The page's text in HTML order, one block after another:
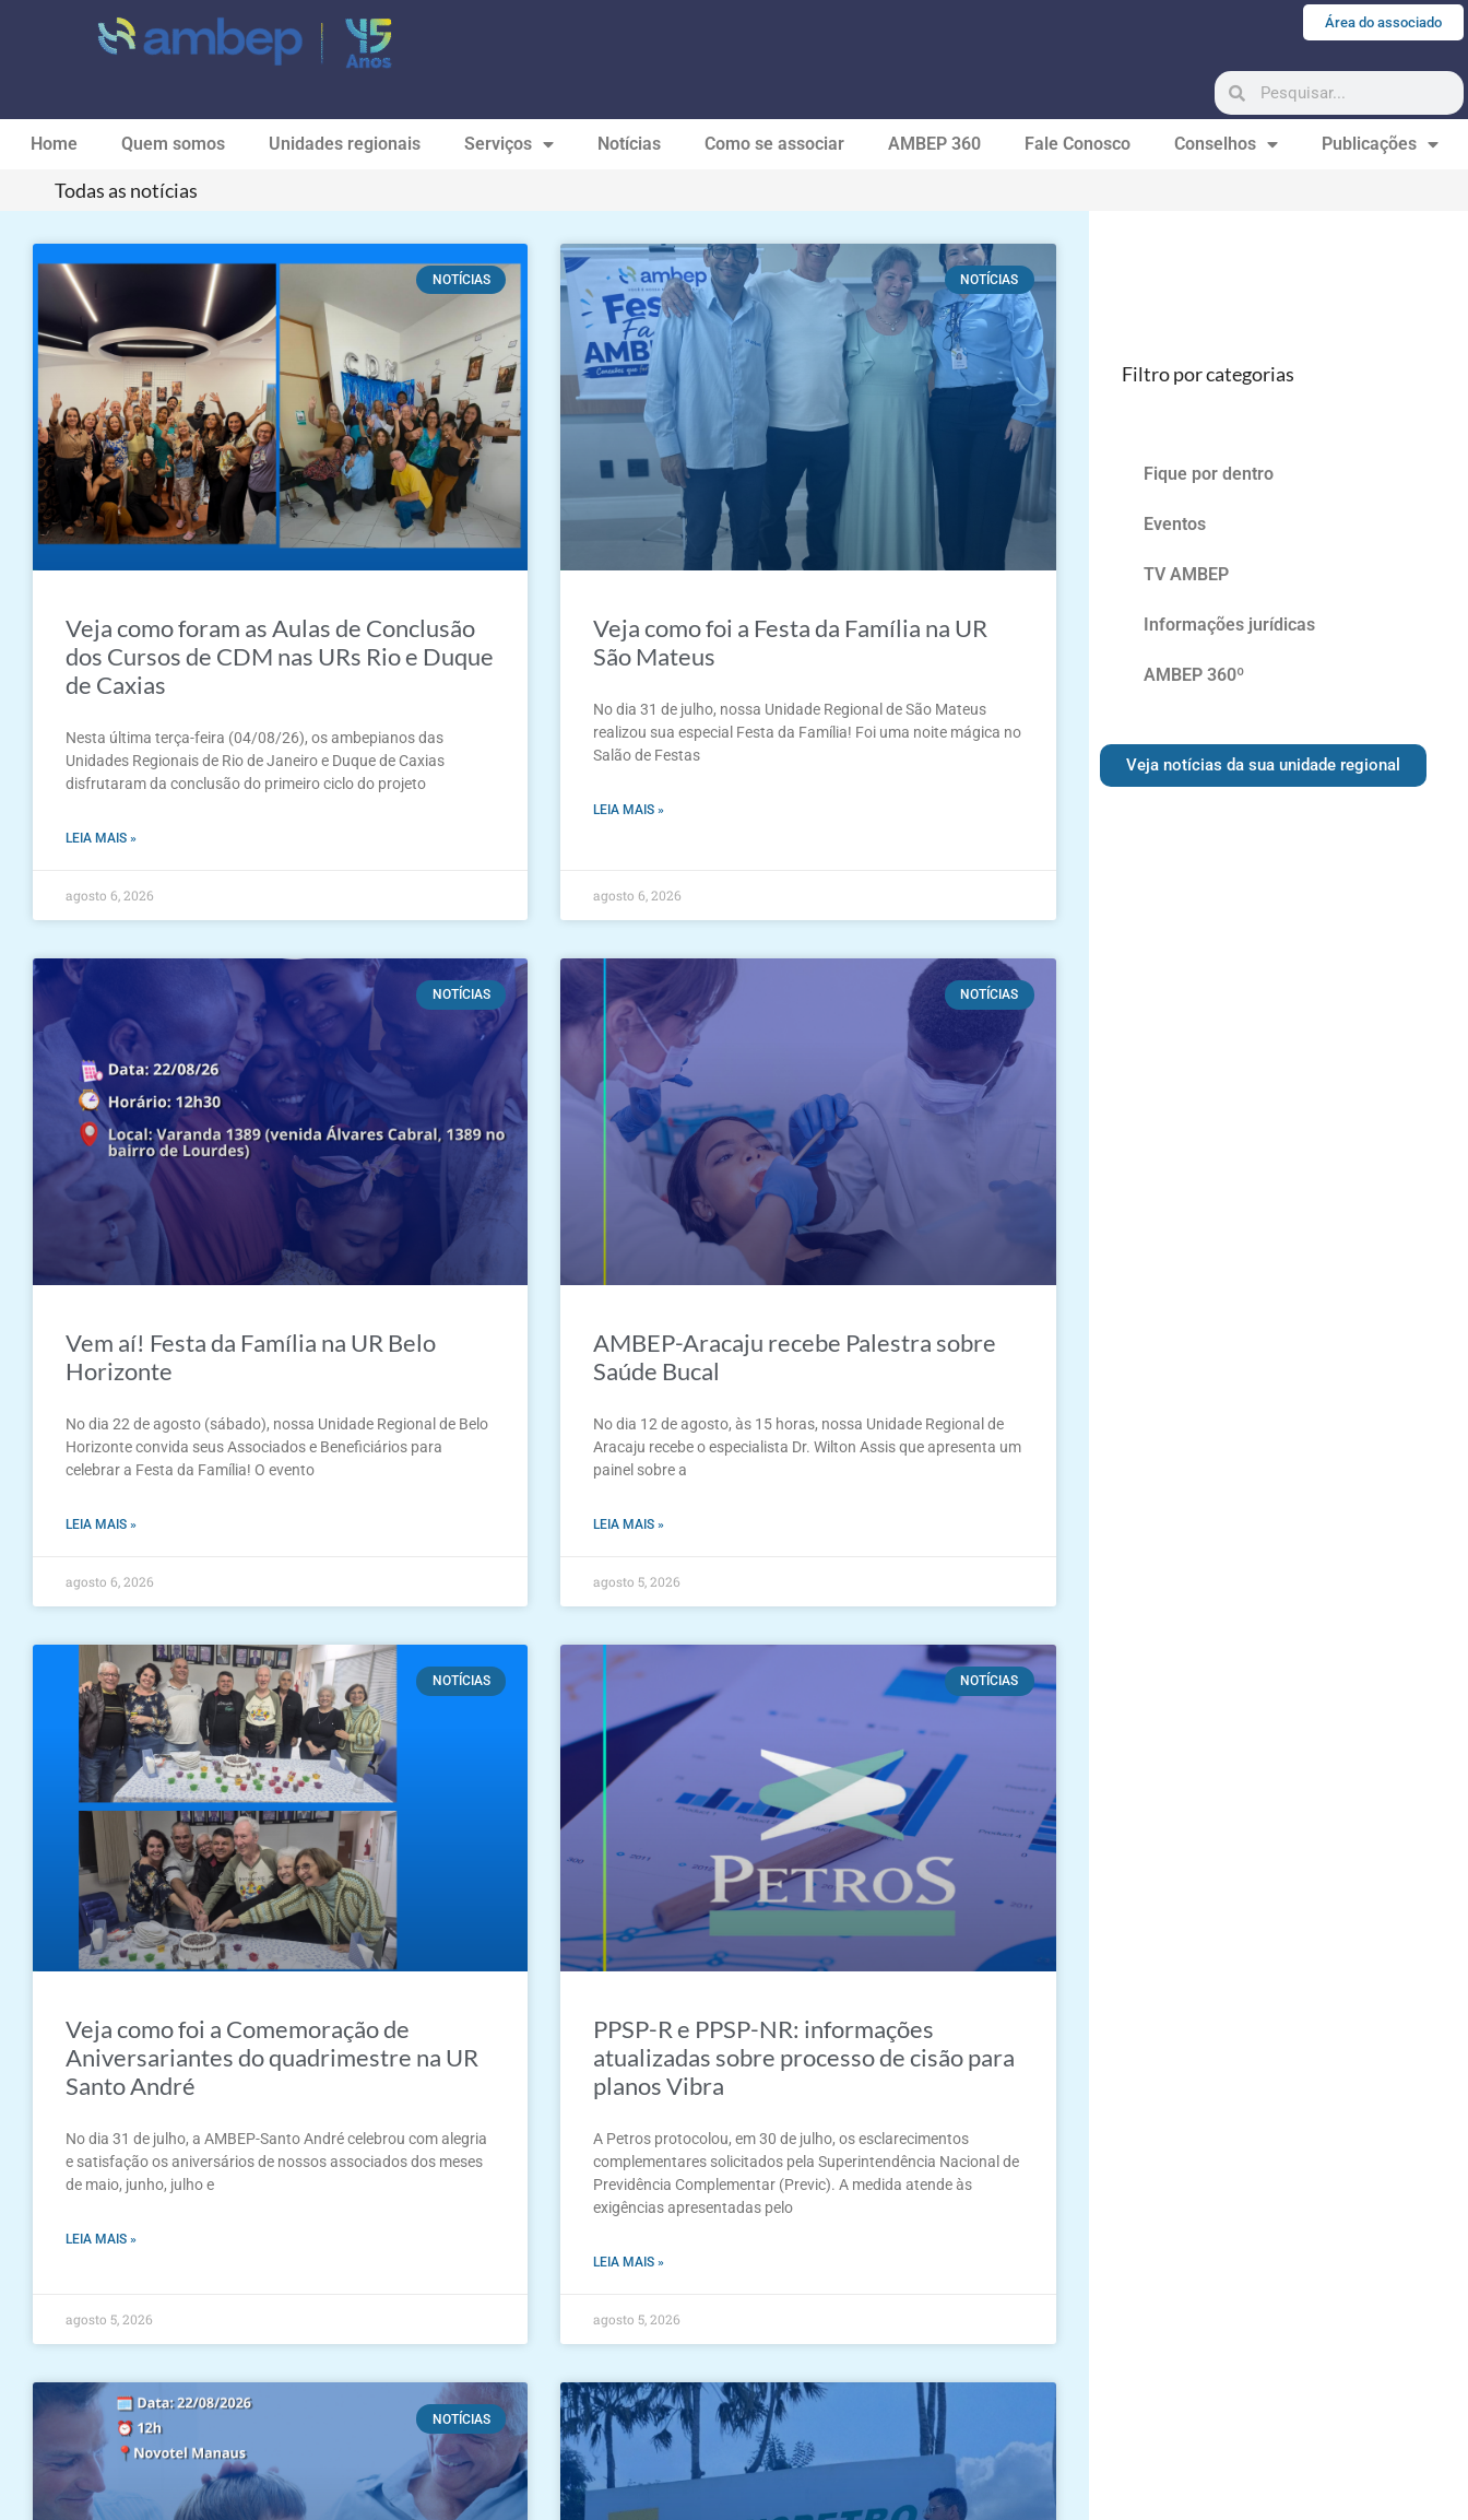
Área do associado
Home Quem somos Unidades regionais Serviços Notícias Como se associar AMBEP 360 Fale Conosco Conselhos Publicações
Todas as notícias
NOTÍCIAS
Veja como foram as Aulas de Conclusão
dos Cursos de CDM nas URs Rio e Duque
de Caxias
Nesta última terça-feira (04/08/26), os ambepianos das
Unidades Regionais de Rio de Janeiro e Duque de Caxias
disfrutaram da conclusão do primeiro ciclo do projeto
LEIA MAIS »
agosto 6, 2026
NOTÍCIAS
Veja como foi a Festa da Família na UR
São Mateus
No dia 31 de julho, nossa Unidade Regional de São Mateus
realizou sua especial Festa da Família! Foi uma noite mágica no
Salão de Festas
LEIA MAIS »
agosto 6, 2026
NOTÍCIAS
Vem aí! Festa da Família na UR Belo
Horizonte
No dia 22 de agosto (sábado), nossa Unidade Regional de Belo
Horizonte convida seus Associados e Beneficiários para
celebrar a Festa da Família! O evento
LEIA MAIS »
agosto 6, 2026
NOTÍCIAS
AMBEP-Aracaju recebe Palestra sobre
Saúde Bucal
No dia 12 de agosto, às 15 horas, nossa Unidade Regional de
Aracaju recebe o especialista Dr. Wilton Assis que apresenta um
painel sobre a
LEIA MAIS »
agosto 5, 2026
NOTÍCIAS
Veja como foi a Comemoração de
Aniversariantes do quadrimestre na UR
Santo André
No dia 31 de julho, a AMBEP-Santo André celebrou com alegria
e satisfação os aniversários de nossos associados dos meses
de maio, junho, julho e
LEIA MAIS »
agosto 5, 2026
NOTÍCIAS
PPSP-R e PPSP-NR: informações
atualizadas sobre processo de cisão para
planos Vibra
A Petros protocolou, em 30 de julho, os esclarecimentos
complementares solicitados pela Superintendência Nacional de
Previdência Complementar (Previc). A medida atende às
exigências apresentadas pelo
LEIA MAIS »
agosto 5, 2026
NOTÍCIAS
Filtro por categorias
Fique por dentro
Eventos
TV AMBEP
Informações jurídicas
AMBEP 360º
Veja notícias da sua unidade regional